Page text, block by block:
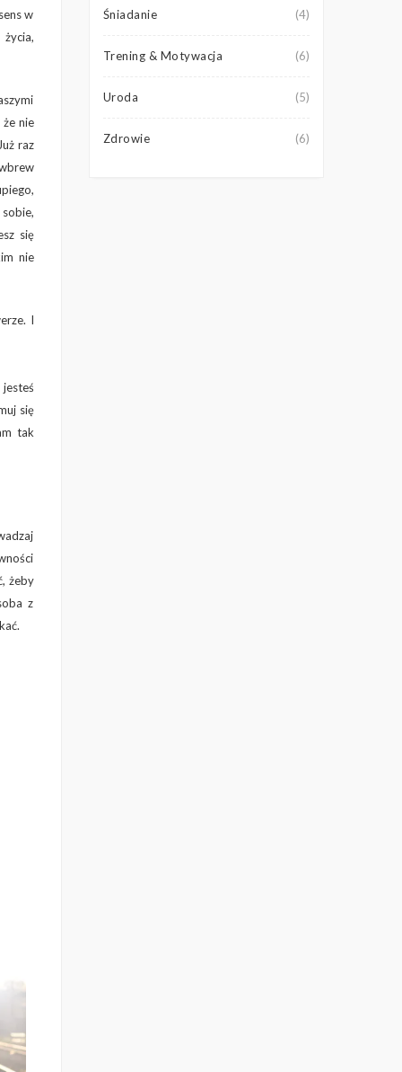
w
nie
raz
się
nie
I
się
tak
żeby
z
Śniadanie (4)
Trening & Motywacja (6)
Uroda (5)
Zdrowie (6)